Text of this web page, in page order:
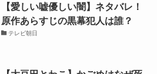
【愛しい嘘優しい闇】ネタバレ！
原作あらすじの黒幕犯人は誰？
テレビ朝日